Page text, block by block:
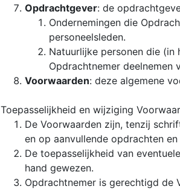
Opdrachtgever: de
Ondernemingen die
personeelsleden.
Natuurlijke personen die
Opdrachtnemer deelnemen
Voorwaarden: deze algemene
Toepasselijkheid en wijziging
De Voorwaarden zijn, tenzij
en op aanvullende opdrachten
De toepasselijkheid van
hand gewezen.
Opdrachtnemer is gerechtigd de